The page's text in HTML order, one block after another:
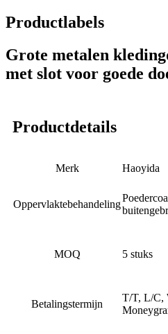
Productlabels
Grote metalen
met slot voor goede
Productdetails
Merk Haoyida
Oppervlaktebehandeling
MOQ 5 stuks
Betalingstermijn
T/T, L/C,